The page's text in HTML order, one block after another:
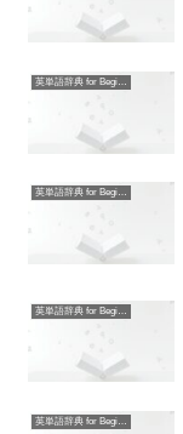
英単語辞典 for Beginners
英単語辞典 for Beginners
英単語辞典 for Beginners
英単語辞典 for Beginners